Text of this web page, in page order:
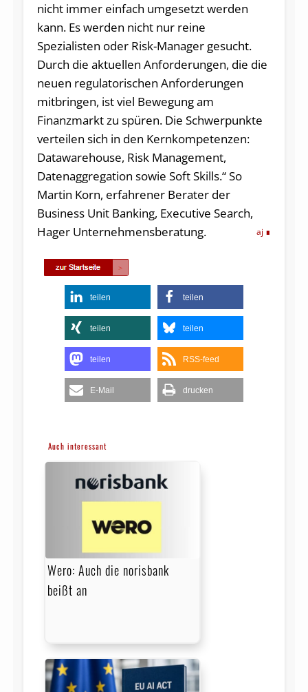
nicht immer einfach umgesetzt werden
kann. Es werden nicht nur reine
Spezialisten oder Risk-Manager gesucht.
Durch die aktuellen Anforderungen, die die
neuen regulatorischen Anforderungen
mitbringen, ist viel Bewegung am
Finanzmarkt zu spüren. Die Schwerpunkte
verteilen sich in den Kernkompetenzen:
Datawarehouse, Risk Management,
Datenaggregation sowie Soft Skills.“ So
Martin Korn, erfahrener Berater der
Business Unit Banking, Executive Search,
Hager Unternehmensberatung.
aj
teilen teilen
teilen teilen
teilen RSS-feed
E-Mail drucken
Auch interessant
Wero: Auch die norisbank
beißt an